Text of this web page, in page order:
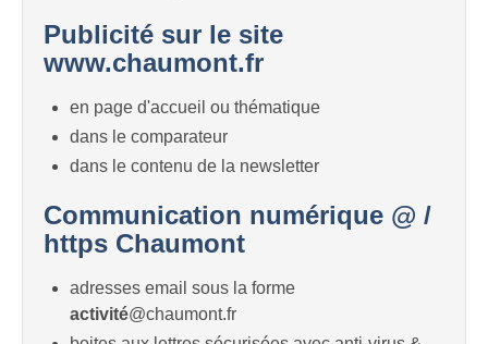
Publicité sur le site
www.chaumont.fr
en page d'accueil ou thématique
dans le comparateur
dans le contenu de la newsletter
Communication numérique @ /
https Chaumont
adresses email sous la forme
activité@chaumont.fr